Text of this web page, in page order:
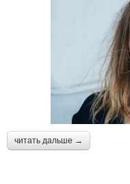
читать дальше →